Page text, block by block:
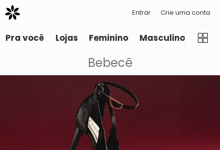
Entrar Crie uma conta
Pra você Lojas Feminino Masculino
Bebecê